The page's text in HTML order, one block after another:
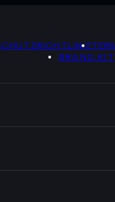
BRAND-KIT